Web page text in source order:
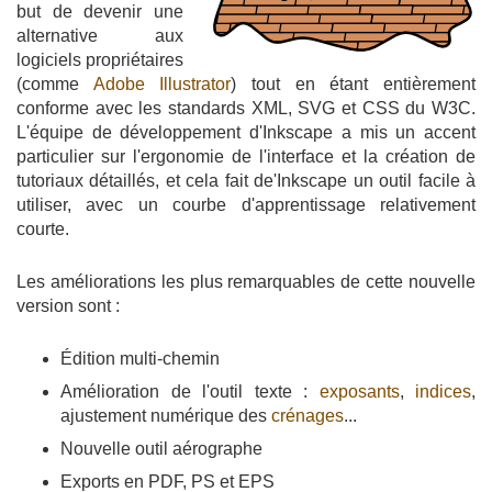
but de devenir une
alternative aux
logiciels propriétaires
(comme Adobe Illustrator) tout en étant entièrement
conforme avec les standards XML, SVG et CSS du W3C.
L'équipe de développement d'Inkscape a mis un accent
particulier sur l'ergonomie de l'interface et la création de
tutoriaux détaillés, et cela fait de'Inkscape un outil facile à
utiliser, avec un courbe d'apprentissage relativement
courte.
Les améliorations les plus remarquables de cette nouvelle
version sont :
Édition multi-chemin
Amélioration de l'outil texte : exposants, indices,
ajustement numérique des crénages...
Nouvelle outil aérographe
Exports en PDF, PS et EPS